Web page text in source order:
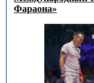
Фараона»